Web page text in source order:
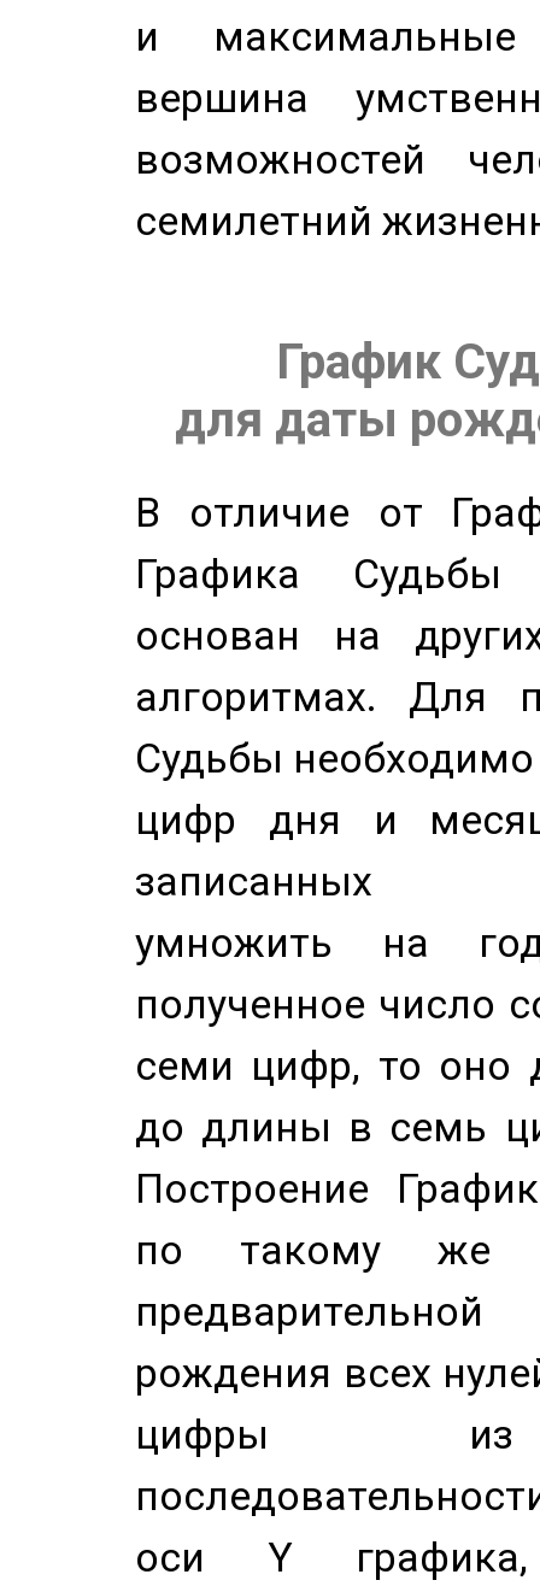
и
вершина
возможностей
семилетний
График
для даты
В отличие от
Графика
основан на
алгоритмах. Для
Судьбы
цифр дня и
записанных
умножить на
полученное число
семи цифр, то оно
до длины в семь
Построение
по такому же
рождения всех
цифры из
оси Y